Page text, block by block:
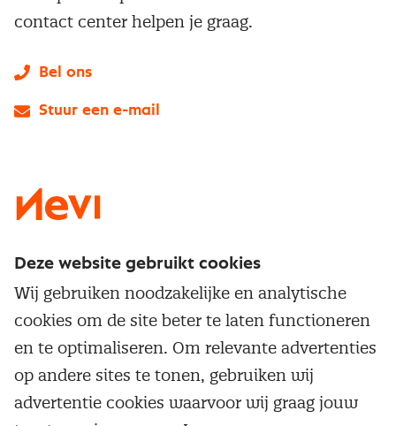
Service & contact
Over inkoop
Netwerk en communities
Aanmelden nieuwsbrief
Populaire thema's
Aanbesteden
Contractmanagement
Opleidingen en trainingen
Trainingen
contact center helpen je graag.
Bel ons
Stuur een e-mail
Deze website gebruikt cookies
Wij gebruiken noodzakelijke en analytische
cookies om de site beter te laten functioneren
en te optimaliseren. Om relevante advertenties
op andere sites te tonen, gebruiken wij
advertentie cookies waarvoor wij graag jouw